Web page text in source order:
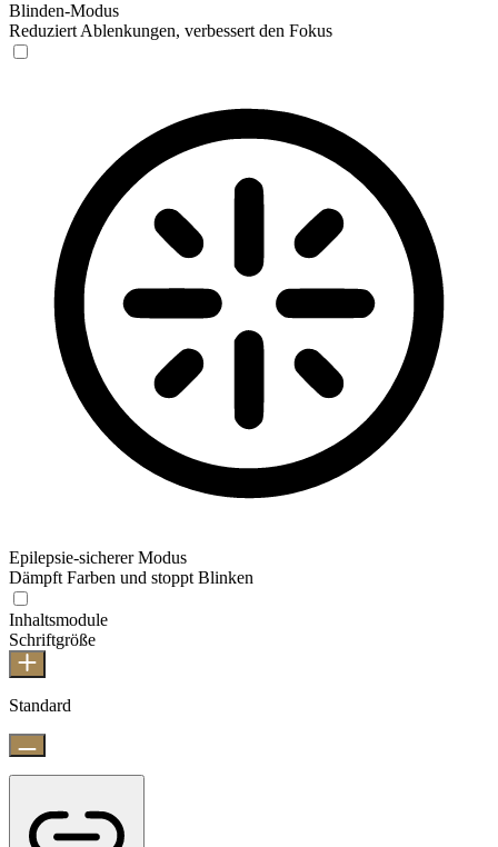
Blinden-Modus
Reduziert Ablenkungen, verbessert den Fokus
Epilepsie-sicherer Modus
Dämpft Farben und stoppt Blinken
Inhaltsmodule
Schriftgröße
Standard